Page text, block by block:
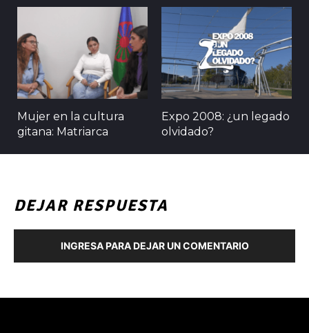
Mujer en la cultura
gitana: Matriarca
Expo 2008: ¿un legado
olvidado?
DEJAR RESPUESTA
INGRESA PARA DEJAR UN COMENTARIO